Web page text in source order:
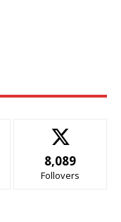
8,089
Follovers